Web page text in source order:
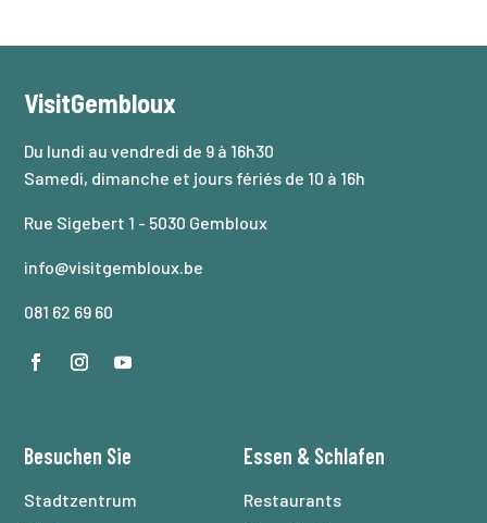
VisitGembloux
Du lundi au vendredi de 9 à 16h30
Samedi, dimanche et jours fériés de 10 à 16h
Rue Sigebert 1 - 5030 Gembloux
info@visitgembloux.be
081 62 69 60
Besuchen Sie
Stadtzentrum
Essen & Schlafen
Restaurants